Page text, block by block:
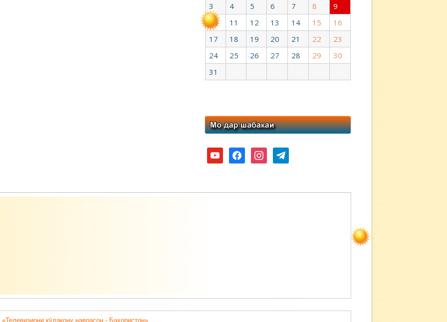
3
4 5 6 7 8
9
10
11 12 13 14 15
16
17
18 19 20 21 22
23
24
25 26 27 28 29
30
31
youtubefacebookinstagramtelegram
кӯдакону наврасон - Баҳористон».